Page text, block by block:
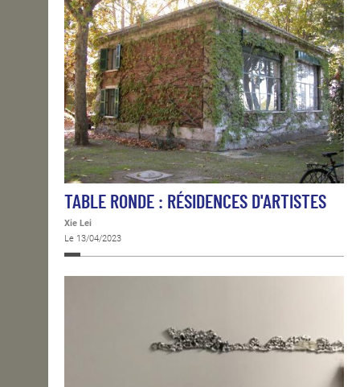
TABLE RONDE : RÉSIDENCES D'ARTISTES
Xie Lei
Le 13/04/2023